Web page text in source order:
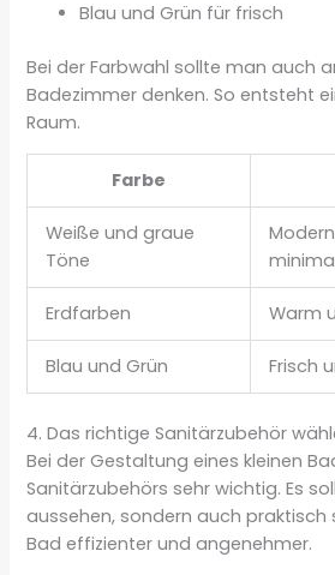
Blau und Grün für frisch
Bei der Farbwahl sollte man auch
Badezimmer denken. So entsteht
Raum.
Farbe
Weiße und graue
Töne
Erdfarben Warm
Blau und Grün Frisch
4. Das richtige Sanitärzubehör
Bei der Gestaltung eines kleinen
Sanitärzubehörs sehr wichtig. Es
aussehen, sondern auch praktisch
Bad effizienter und angenehmer.